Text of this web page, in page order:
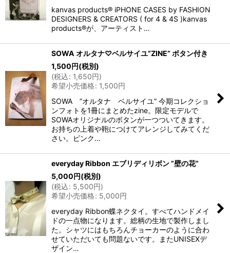
kanvas products® iPHONE CASES by FASHION
DESIGNERS & CREATORS ( for 4 & 4S )kanvas
products®が、アーティスト…
SOWA オルタナ♡ベルサイユ”ZINE” ボタン付き
1,500円(税別)
(税込: 1,650円)
希望小売価格: 1,500円
SOWA ”オルタナ ベルサイユ” 今期コレクショ
ンフォトを1冊にまとめたzine。限定モデルで
SOWAオリジナルのボタンが一つついてきます。
お持ちの上着や鞄につけてアレンジしてみてくだ
さい。ピンク…
everyday Ribbon エブリディリボン ”壁の花”
5,000円(税別)
(税込: 5,500円)
希望小売価格: 5,000円
everyday Ribbon蝶ネクタイ。すべてハンドメイ
ドの一点物になります。総柄の生地で製作しまし
た。シャツにはもちろんチョーカーのように合わ
せていただいても問題ないです。またUNISEXデ
ザイン…